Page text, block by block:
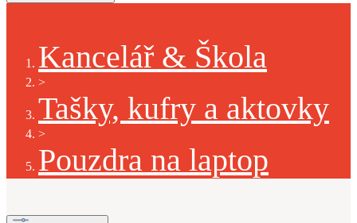
Kancelář & Škola
>
Tašky, kufry a aktovky
>
Pouzdra na laptop